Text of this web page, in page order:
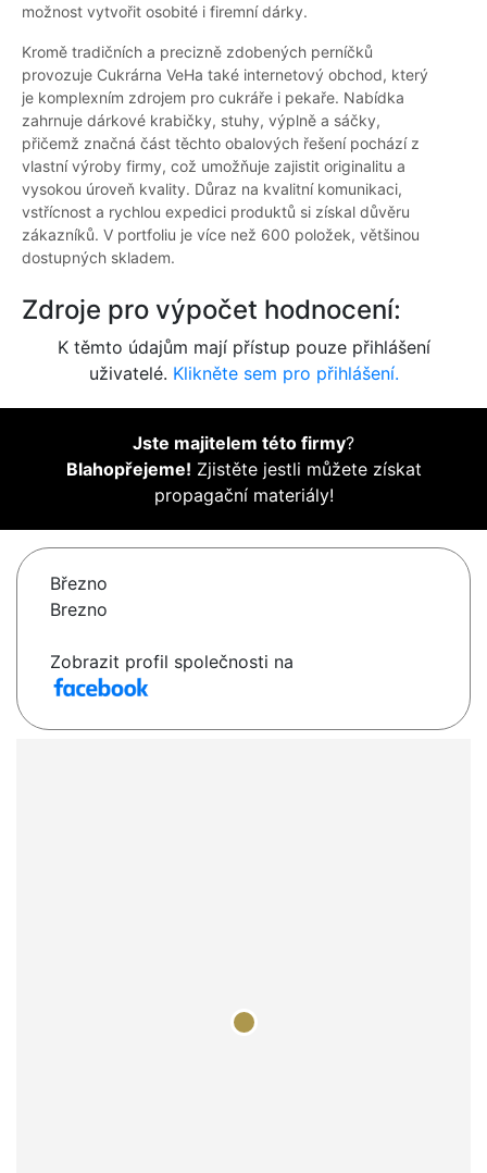
možnost vytvořit osobité i firemní dárky.
Kromě tradičních a precizně zdobených perníčků
provozuje Cukrárna VeHa také internetový obchod, který
je komplexním zdrojem pro cukráře i pekaře. Nabídka
zahrnuje dárkové krabičky, stuhy, výplně a sáčky,
přičemž značná část těchto obalových řešení pochází z
vlastní výroby firmy, což umožňuje zajistit originalitu a
vysokou úroveň kvality. Důraz na kvalitní komunikaci,
vstřícnost a rychlou expedici produktů si získal důvěru
zákazníků. V portfoliu je více než 600 položek, většinou
dostupných skladem.
Zdroje pro výpočet hodnocení:
K těmto údajům mají přístup pouze přihlášení
uživatelé. Klikněte sem pro přihlášení.
Jste majitelem této firmy?
Blahopřejeme! Zjistěte jestli můžete získat
propagační materiály!
Březno
Brezno
Zobrazit profil společnosti na